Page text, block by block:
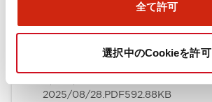
全て許可
選択中のCookieを許可
2025/08/28.PDF592.88KB